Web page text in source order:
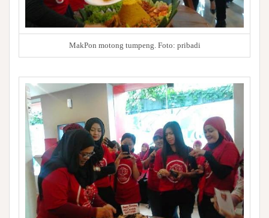
MakPon motong tumpeng. Foto: pribadi